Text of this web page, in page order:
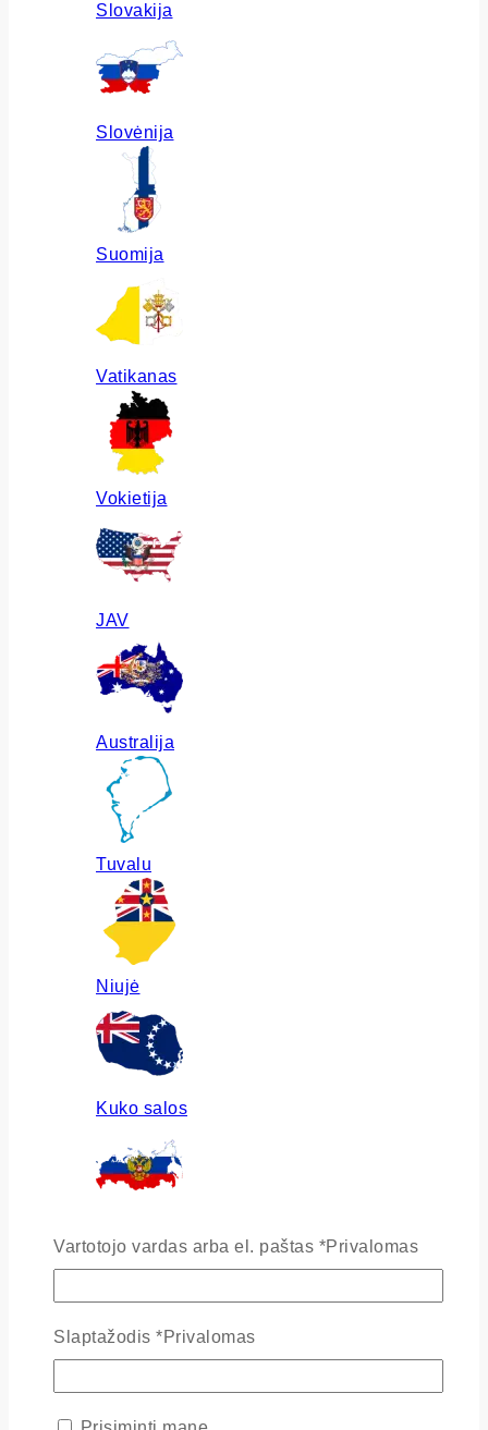
Slovakija
Slovėnija
Suomija
Vatikanas
Vokietija
JAV
Australija
Tuvalu
Niujė
Kuko salos
Vartotojo vardas arba el. paštas *Privalomas
Slaptažodis *Privalomas